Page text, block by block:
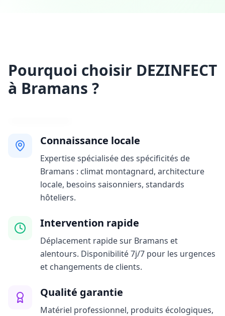
Pourquoi choisir DEZINFECT
à Bramans ?
Connaissance locale
Expertise spécialisée des spécificités de
Bramans : climat montagnard, architecture
locale, besoins saisonniers, standards
hôteliers.
Intervention rapide
Déplacement rapide sur Bramans et
alentours. Disponibilité 7j/7 pour les urgences
et changements de clients.
Qualité garantie
Matériel professionnel, produits écologiques,